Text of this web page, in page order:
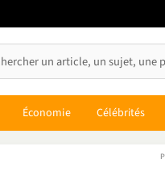
Économie Célébrités